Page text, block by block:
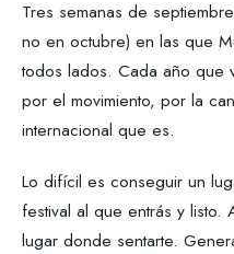
Tres semanas de
no en octubre) en las que
todos lados. Cada año que
por el movimiento, por la
internacional que es.
Lo difícil es conseguir un
festival al que entrás y listo.
lugar donde sentarte.